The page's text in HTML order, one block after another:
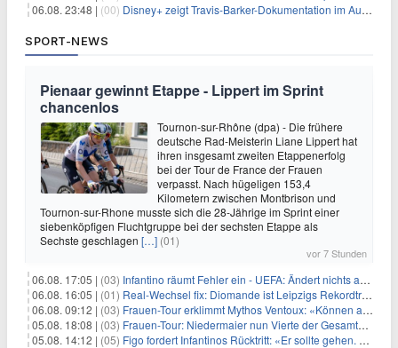
06.08. 23:48 | (00) Disney+ zeigt Travis-Barker-Dokumentation im August
SPORT-NEWS
Pienaar gewinnt Etappe - Lippert im Sprint
chancenlos
Tournon-sur-Rhône (dpa) - Die frühere
deutsche Rad-Meisterin Liane Lippert hat
ihren insgesamt zweiten Etappenerfolg
bei der Tour de France der Frauen
verpasst. Nach hügeligen 153,4
Kilometern zwischen Montbrison und
Tournon-sur-Rhone musste sich die 28-Jährige im Sprint einer
siebenköpfigen Fluchtgruppe bei der sechsten Etappe als
Sechste geschlagen […] (01)
vor 7 Stunden
06.08. 17:05 | (03) Infantino räumt Fehler ein - UEFA: Ändert nichts an Boykott
06.08. 16:05 | (01) Real-Wechsel fix: Diomande ist Leipzigs Rekordtransfer
06.08. 09:12 | (03) Frauen-Tour erklimmt Mythos Ventoux: «Können alles schaffen»
05.08. 18:08 | (03) Frauen-Tour: Niedermaier nun Vierte der Gesamtwertung
05.08. 14:12 | (05) Figo fordert Infantinos Rücktritt: «Er sollte gehen. Jetzt»